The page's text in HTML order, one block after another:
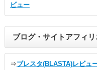
ビュー
ブログ・サイトアフィ
⇒ブレスタ(BLASTA)レビュ